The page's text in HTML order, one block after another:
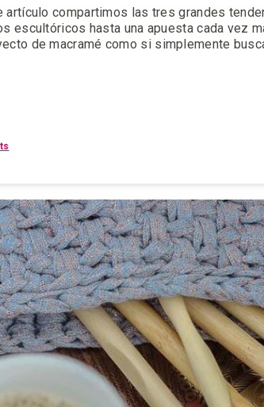
compartimos las tres grandes
escultóricos hasta una apuesta cada vez
de macramé como si simplemente